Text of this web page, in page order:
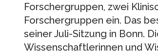
Forschergruppen, zwei
Forschergruppen ein. Das
seiner Juli-Sitzung in Bonn.
Wissenschaftlerinnen und